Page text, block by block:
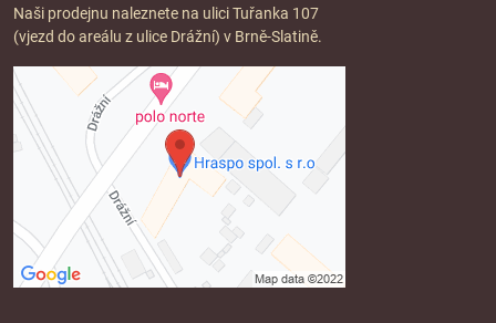
Naši prodejnu naleznete na ulici Tuřanka 107
(vjezd do areálu z ulice Drážní) v Brně-Slatině.